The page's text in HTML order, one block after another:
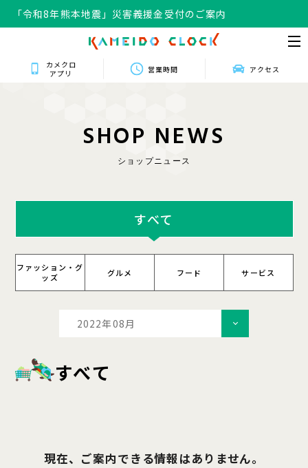
「令和8年熊本地震」災害義援金受付のご案内
カメクロ
アプリ
営業時間 アクセス
SHOP NEWS
ショップニュース
すべて
ファッション・グ
ッズ
グルメ フード サービス
2022年08月
すべて
現在、ご案内できる情報はありません。